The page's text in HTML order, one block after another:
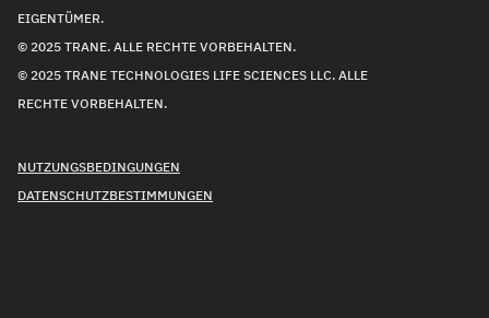
EIGENTÜMER.
© 2025 TRANE. ALLE RECHTE VORBEHALTEN.
© 2025 TRANE TECHNOLOGIES LIFE SCIENCES LLC. ALLE
RECHTE VORBEHALTEN.
NUTZUNGSBEDINGUNGEN
DATENSCHUTZBESTIMMUNGEN